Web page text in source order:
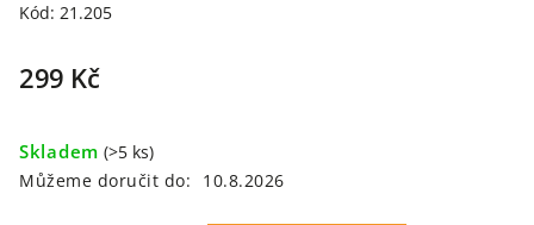
Kód: 21.205
299 Kč
Skladem (>5 ks)
Můžeme doručit do:
10.8.2026